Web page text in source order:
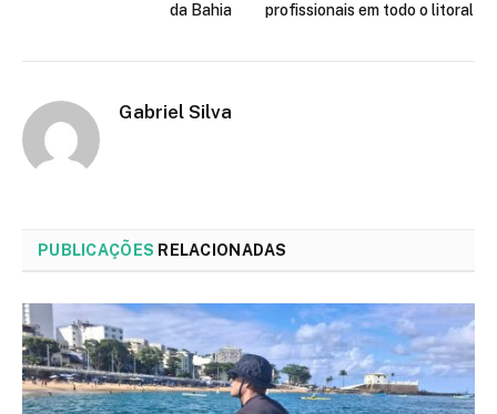
da Bahia
profissionais em todo o litoral
Gabriel Silva
PUBLICAÇÕES RELACIONADAS